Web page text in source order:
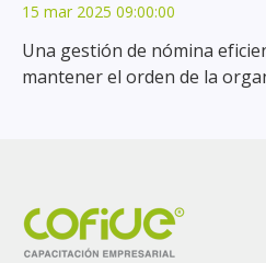
15 mar 2025 09:00:00
Una gestión de nómina
mantener el orden de la